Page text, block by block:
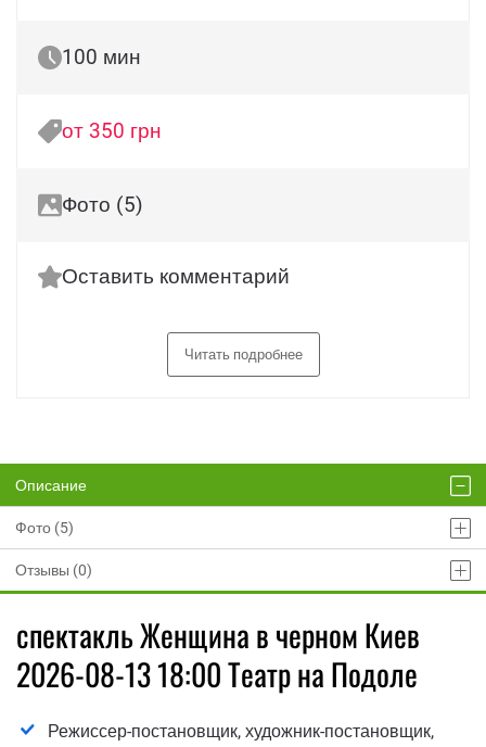
100 мин
от 350 грн
Фото (5)
Оставить комментарий
Читать подробнее
Описание
Фото (5)
Отзывы (0)
спектакль Женщина в черном Киев
2026-08-13 18:00 Театр на Подоле
Режиссер-постановщик, художник-постановщик,